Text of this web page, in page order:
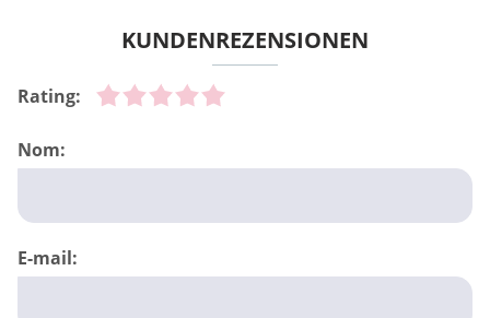
KUNDENREZENSIONEN
Rating:
Nom:
E-mail: